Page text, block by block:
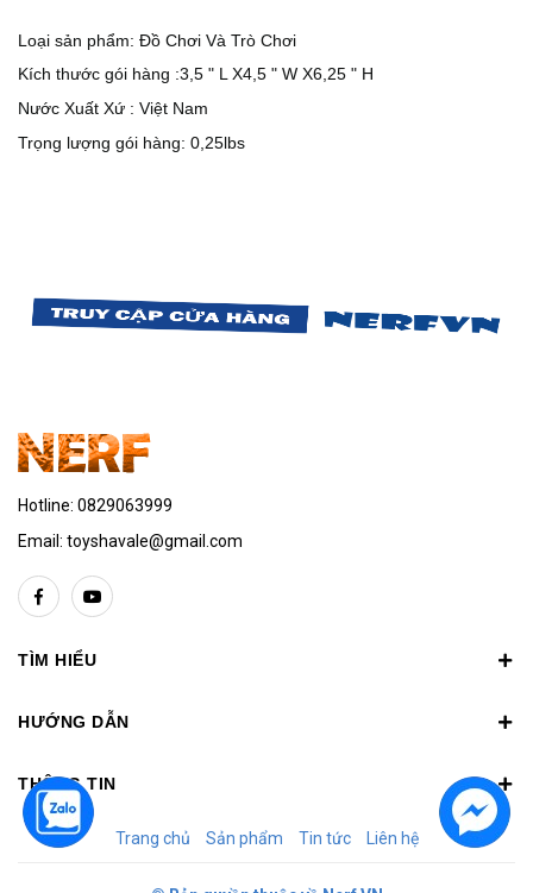
Loại sản phẩm: Đồ Chơi Và Trò Chơi
Kích thước gói hàng :3,5 " L X4,5 " W X6,25 " H
Nước Xuất Xứ : Việt Nam
Trọng lượng gói hàng: 0,25lbs
Hotline: 0829063999
Email: toyshavale@gmail.com
TÌM HIỂU
HƯỚNG DẪN
THÔNG TIN
Trang chủ Sản phẩm Tin tức Liên hệ